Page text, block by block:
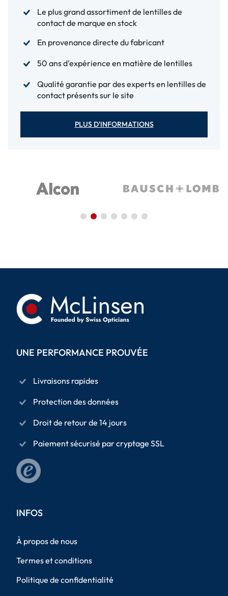
Le plus grand assortiment de lentilles de
contact de marque en stock
En provenance directe du fabricant
50 ans d'expérience en matière de lentilles
Qualité garantie par des experts en lentilles de
contact présents sur le site
PLUS D'INFORMATIONS
UNE PERFORMANCE PROUVÉE
Livraisons rapides
Protection des données
Droit de retour de 14 jours
Paiement sécurisé par cryptage SSL
INFOS
À propos de nous
Termes et conditions
Politique de confidentialité